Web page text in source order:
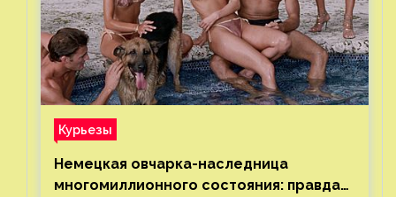
Курьезы
Немецкая овчарка-наследница
многомиллионного состояния: правда